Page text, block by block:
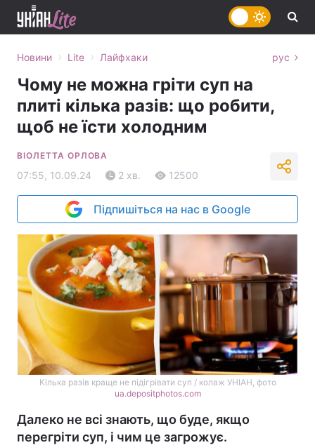
Новини › Lite › Лайфхаки рус
Чому не можна гріти суп на
плиті кілька разів: що робити,
щоб не їсти холодним
ВІОЛЕТТА ОРЛОВА
07:55, 10.09.24 2 хв. 12500
Підпишіться на нас в Google
Кілька разів краще не підігрівати суп / колаж УНІАН, фото
ua.depositphotos.com
Далеко не всі знають, що буде, якщо
перегріти суп, і чим це загрожує.